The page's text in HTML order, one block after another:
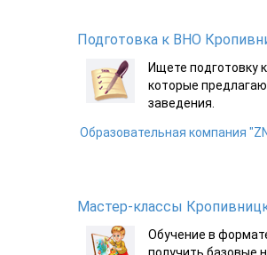
Подготовка к ВНО
Ищете подготовку
которые
заведения.
Образовательная компания
Мастер-классы
Обучение в